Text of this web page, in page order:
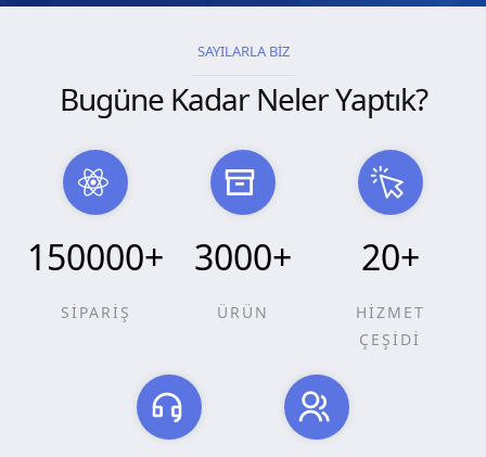
SAYILARLA BİZ
Bugüne Kadar Neler Yaptık?
150000+
SİPARİŞ
3000+
ÜRÜN
20+
HİZMET
ÇEŞİDİ